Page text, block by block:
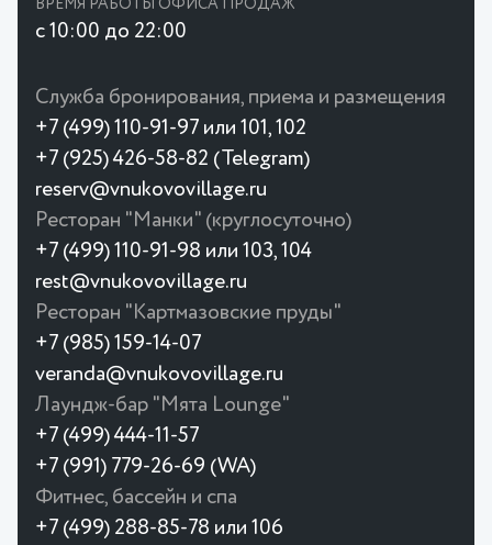
ВРЕМЯ РАБОТЫ ОФИСА ПРОДАЖ
с 10:00 до 22:00
Служба бронирования, приема и размещения
+7 (499) 110-91-97 или 101, 102
+7 (925) 426-58-82 (Telegram)
reserv@vnukovovillage.ru
Ресторан "Манки" (круглосуточно)
+7 (499) 110-91-98 или 103, 104
rest@vnukovovillage.ru
Ресторан "Картмазовские пруды"
+7 (985) 159-14-07
veranda@vnukovovillage.ru
Лаундж-бар "Мята Lounge"
+7 (499) 444-11-57
+7 (991) 779-26-69 (WA)
Фитнес, бассейн и спа
+7 (499) 288-85-78 или 106